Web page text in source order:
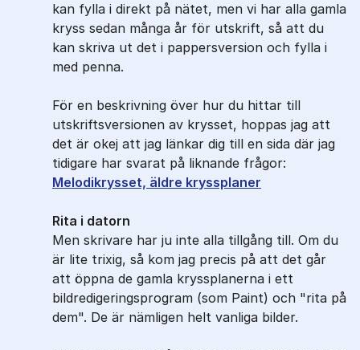
kan fylla i direkt på nätet, men vi har alla gamla
kryss sedan många år för utskrift, så att du
kan skriva ut det i pappersversion och fylla i
med penna.
För en beskrivning över hur du hittar till
utskriftsversionen av krysset, hoppas jag att
det är okej att jag länkar dig till en sida där jag
tidigare har svarat på liknande frågor:
Melodikrysset, äldre kryssplaner
Rita i datorn
Men skrivare har ju inte alla tillgång till. Om du
är lite trixig, så kom jag precis på att det går
att öppna de gamla kryssplanerna i ett
bildredigeringsprogram (som Paint) och "rita på
dem". De är nämligen helt vanliga bilder.